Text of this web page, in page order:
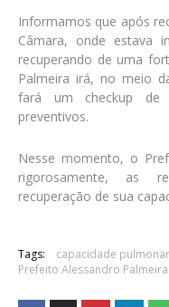
Informamos que após
Câmara, onde estava
recuperando de uma
Palmeira irá, no meio
fará um checkup de
preventivos.
Nesse momento, o
rigorosamente, as
recuperação de sua
Tags: capacidade pulmonar
Prefeito Alessandro Palmeira